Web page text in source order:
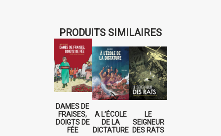
PRODUITS SIMILAIRES
DAMES DE
FRAISES,
DOIGTS DE
FÉE
A L’ÉCOLE
DE LA
DICTATURE
LE
SEIGNEUR
DES RATS